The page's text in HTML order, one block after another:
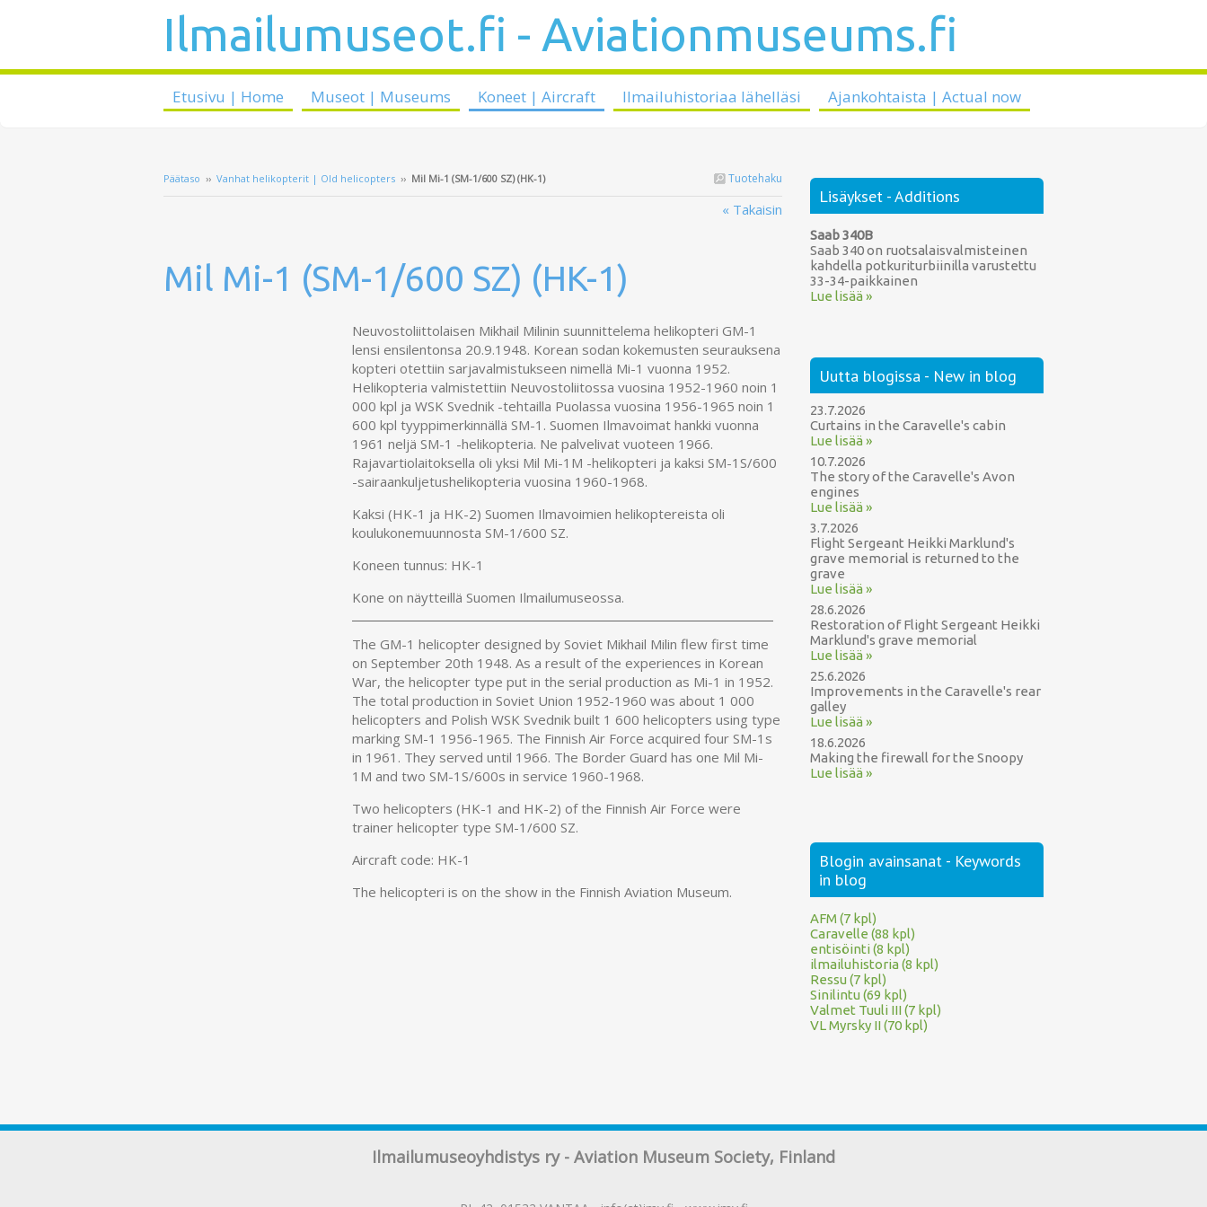
Ilmailumuseot.fi - Aviationmuseums.fi
Etusivu | Home Museot | Museums Koneet | Aircraft Ilmailuhistoriaa lähelläsi Ajankohtaista | Actual now
Tuotehaku
Päätaso ›› Vanhat helikopterit | Old helicopters ›› Mil Mi-1 (SM-1/600 SZ) (HK-1)
« Takaisin
Mil Mi-1 (SM-1/600 SZ) (HK-1)
Neuvostoliittolaisen Mikhail Milinin suunnittelema helikopteri GM-1
lensi ensilentonsa 20.9.1948. Korean sodan kokemusten seurauksena
kopteri otettiin sarjavalmistukseen nimellä Mi-1 vuonna 1952.
Helikopteria valmistettiin Neuvostoliitossa vuosina 1952-1960 noin 1
000 kpl ja WSK Svednik -tehtailla Puolassa vuosina 1956-1965 noin 1
600 kpl tyyppimerkinnällä SM-1. Suomen Ilmavoimat hankki vuonna
1961 neljä SM-1 -helikopteria. Ne palvelivat vuoteen 1966.
Rajavartiolaitoksella oli yksi Mil Mi-1M -helikopteri ja kaksi SM-1S/600
-sairaankuljetushelikopteria vuosina 1960-1968.
Kaksi (HK-1 ja HK-2) Suomen Ilmavoimien helikoptereista oli
koulukonemuunnosta SM-1/600 SZ.
Koneen tunnus: HK-1
Kone on näytteillä Suomen Ilmailumuseossa.
The GM-1 helicopter designed by Soviet Mikhail Milin flew first time
on September 20th 1948. As a result of the experiences in Korean
War, the helicopter type put in the serial production as Mi-1 in 1952.
The total production in Soviet Union 1952-1960 was about 1 000
helicopters and Polish WSK Svednik built 1 600 helicopters using type
marking SM-1 1956-1965. The Finnish Air Force acquired four SM-1s
in 1961. They served until 1966. The Border Guard has one Mil Mi-
1M and two SM-1S/600s in service 1960-1968.
Two helicopters (HK-1 and HK-2) of the Finnish Air Force were
trainer helicopter type SM-1/600 SZ.
Aircraft code: HK-1
The helicopteri is on the show in the Finnish Aviation Museum.
Lisäykset - Additions
Saab 340B
Saab 340 on ruotsalaisvalmisteinen
kahdella potkuriturbiinilla varustettu
33-34-paikkainen
Lue lisää »
Uutta blogissa - New in blog
23.7.2026
Curtains in the Caravelle's cabin
Lue lisää »
10.7.2026
The story of the Caravelle's Avon
engines
Lue lisää »
3.7.2026
Flight Sergeant Heikki Marklund's
grave memorial is returned to the
grave
Lue lisää »
28.6.2026
Restoration of Flight Sergeant Heikki
Marklund's grave memorial
Lue lisää »
25.6.2026
Improvements in the Caravelle's rear
galley
Lue lisää »
18.6.2026
Making the firewall for the Snoopy
Lue lisää »
Blogin avainsanat - Keywords
in blog
AFM (7 kpl)
Caravelle (88 kpl)
entisöinti (8 kpl)
ilmailuhistoria (8 kpl)
Ressu (7 kpl)
Sinilintu (69 kpl)
Valmet Tuuli III (7 kpl)
VL Myrsky II (70 kpl)
Ilmailumuseoyhdistys ry - Aviation Museum Society, Finland